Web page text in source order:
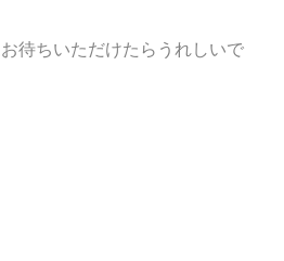
待ちいただけたらうれしいで